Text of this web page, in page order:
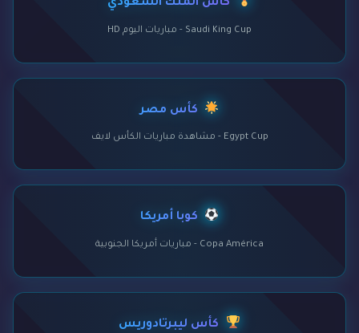
كأس الملك السعودي
Saudi King Cup - مباريات اليوم HD
كأس مصر
Egypt Cup - مشاهدة مباريات الكأس لايف
كوبا أمريكا
Copa América - مباريات أمريكا الجنوبية
كأس ليبرتادوريس